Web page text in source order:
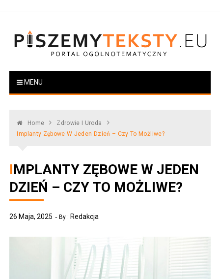
PiszemyTeksty.pl
Portal ogólnotematyczny
MENU
Home
Zdrowie I Uroda
Implanty Zębowe W Jeden Dzień – Czy To Możliwe?
IMPLANTY ZĘBOWE W JEDEN
DZIEŃ – CZY TO MOŻLIWE?
26 Maja, 2025 By : Redakcja